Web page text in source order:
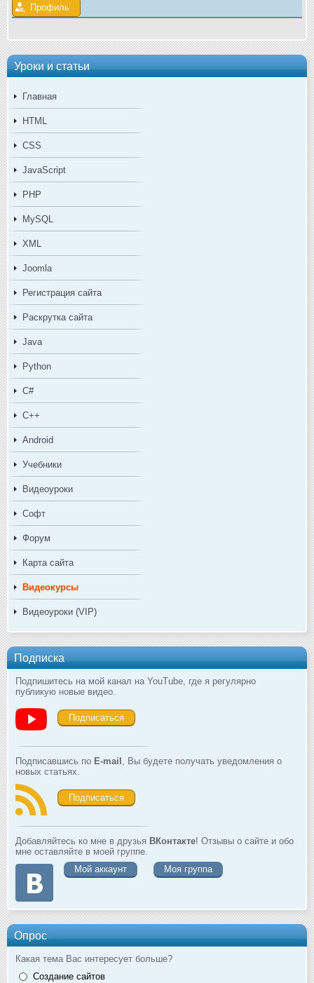
Уроки и статьи
Главная
HTML
CSS
JavaScript
PHP
MySQL
XML
Joomla
Регистрация сайта
Раскрутка сайта
Java
Python
C#
C++
Android
Учебники
Видеоуроки
Софт
Форум
Карта сайта
Видеокурсы
Видеоуроки (VIP)
Подписка
Подпишитесь на мой канал на YouTube, где я регулярно
публикую новые видео.
Подписаться
Подписавшись по E-mail , Вы будете получать уведомления о
новых статьях.
Подписаться
Добавляйтесь ко мне в друзья ВКонтакте! Отзывы о сайте и обо
мне оставляйте в моей группе.
Мой аккаунт
Моя группа
Опрос
Какая тема Вас интересует больше?
Создание сайтов
Профиль